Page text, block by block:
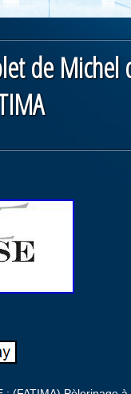
de Michel